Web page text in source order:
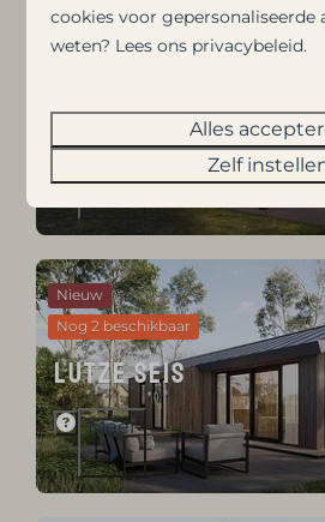
Nieuw
Yfke
Nieuw
Nog 2 beschikbaar
Lutze Seis
Meer
cookies voor gepersonaliseerde
weten? Lees ons privacybeleid.
Alles
Zelf